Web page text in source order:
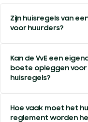
Zijn huisregels van
voor huurders?
Kan de VvE een
boete opleggen
huisregels?
Hoe vaak moet het
reglement worden